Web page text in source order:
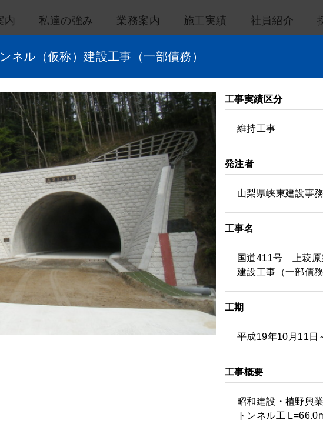
内 私達の強み 業務案内
建築部
施工実績
地域貢献・社会貢献事業
受賞・表彰歴
社員紹介
全性と景観の問題を徹底的に追及
にチェックを入れると、該当する実績のみを表示することが出来ます。
ル（仮称）建設工事（一部債務）
工事実績区分
維持工事
発注者
山梨県峡東建設事
工事名
国道411号 上萩原
建設工事（一部債務
工期
平成19年10月11日
工事概要
昭和建設・植野興
トンネル工